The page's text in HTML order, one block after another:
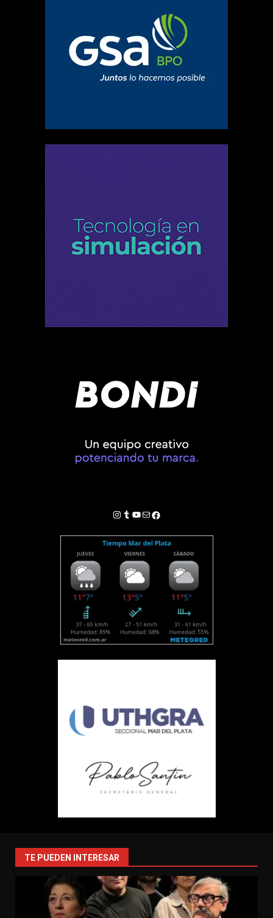
Instagram
Tumblr
YouTube
Correo electrónico
Facebook
TE PUEDEN INTERESAR